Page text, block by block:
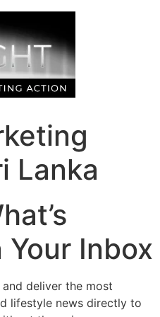
Lanka
Inbox
deliver the most
lifestyle news directly to